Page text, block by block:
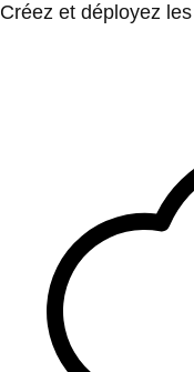
Créez et déployez